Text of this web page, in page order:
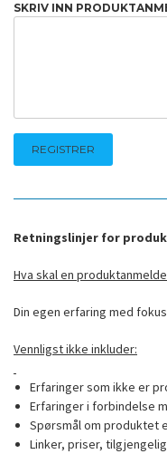
SKRIV INN
Retningslinjer for
Hva skal en
Din egen erfaring med
Vennligst ikke inkluder:
Erfaringer som ikke er
Erfaringer i forbindelse
Spørsmål om produktet
Linker, priser,